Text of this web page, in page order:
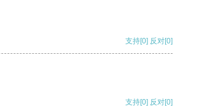
支持[0] 反对[0]
支持[0] 反对[0]